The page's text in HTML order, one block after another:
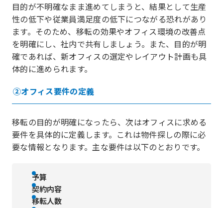
目的が不明確なまま進めてしまうと、結果として生産
性の低下や従業員満足度の低下につながる恐れがあり
ます。そのため、移転の効果やオフィス環境の改善点
を明確にし、社内で共有しましょう。また、目的が明
確であれば、新オフィスの選定やレイアウト計画も具
体的に進められます。
②オフィス要件の定義
移転の目的が明確になったら、次はオフィスに求める
要件を具体的に定義します。これは物件探しの際に必
要な情報となります。主な要件は以下のとおりです。
予算
契約内容
移転人数